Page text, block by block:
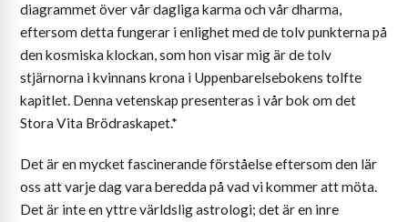
diagrammet över vår dagliga karma och vår dharma,
eftersom detta fungerar i enlighet med de tolv punkterna på
den kosmiska klockan, som hon visar mig är de tolv
stjärnorna i kvinnans krona i Uppenbarelsebokens tolfte
kapitlet. Denna vetenskap presenteras i vår bok om det
Stora Vita Brödraskapet.*
Det är en mycket fascinerande förståelse eftersom den lär
oss att varje dag vara beredda på vad vi kommer att möta.
Det är inte en yttre världslig astrologi; det är en inre